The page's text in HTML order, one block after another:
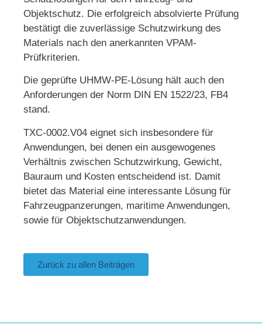
Objektschutz. Die erfolgreich absolvierte Prüfung
bestätigt die zuverlässige Schutzwirkung des
Materials nach den anerkannten VPAM-
Prüfkriterien.
Die geprüfte UHMW-PE-Lösung hält auch den
Anforderungen der Norm DIN EN 1522/23, FB4
stand.
TXC-0002.V04 eignet sich insbesondere für
Anwendungen, bei denen ein ausgewogenes
Verhältnis zwischen Schutzwirkung, Gewicht,
Bauraum und Kosten entscheidend ist. Damit
bietet das Material eine interessante Lösung für
Fahrzeugpanzerungen, maritime Anwendungen,
sowie für Objektschutzanwendungen.
Zurück zu allen Beiträgen